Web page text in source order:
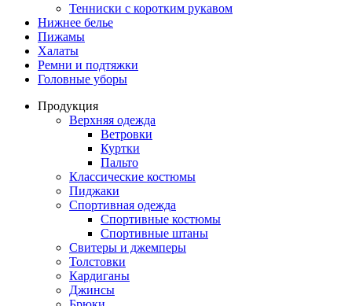
Тенниски с коротким рукавом
Нижнее белье
Пижамы
Халаты
Ремни и подтяжки
Головные уборы
Продукция
Верхняя одежда
Ветровки
Куртки
Пальто
Классические костюмы
Пиджаки
Спортивная одежда
Спортивные костюмы
Спортивные штаны
Свитеры и джемперы
Толстовки
Кардиганы
Джинсы